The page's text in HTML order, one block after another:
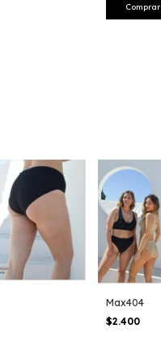
Comprar
Max404
$2.400